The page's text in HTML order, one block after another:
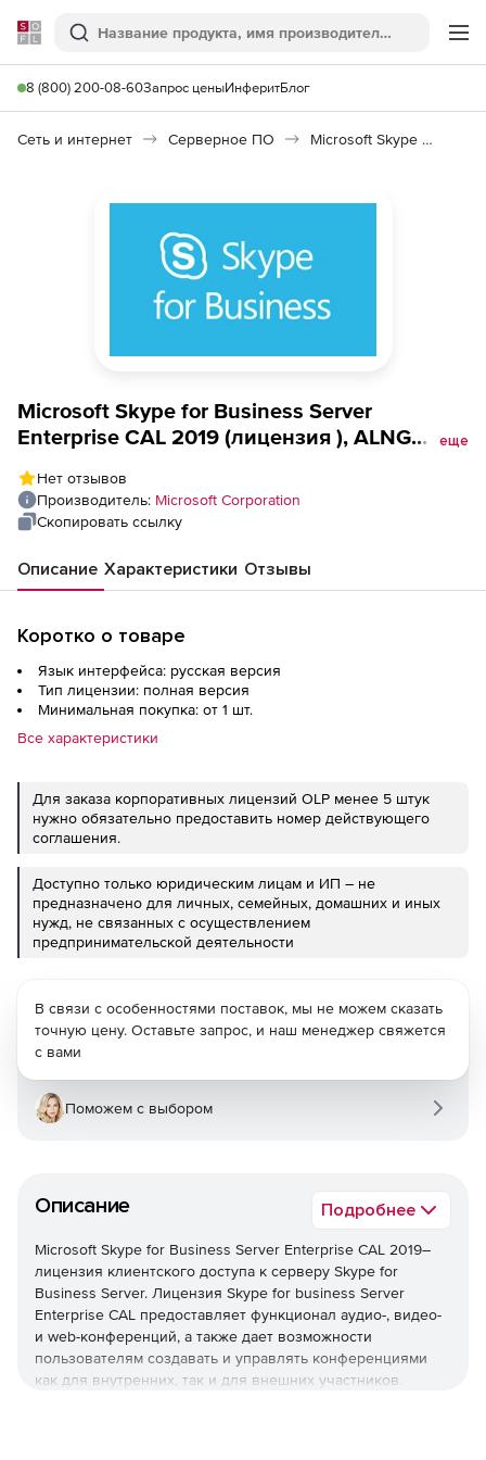
Softline
Поиск
8 (800) 200-08-60Запрос ценыИнферитБлог
Сеть и интернет Серверное ПО Microsoft Skype for Business Server Enterprise CAL 2019
Microsoft Skype for Business Server
Enterprise CAL 2019 (лицензия ), ALNG
еще
Нет отзывов
Производитель: Microsoft Corporation
Скопировать ссылку
Описание Характеристики Отзывы
Коротко о товаре
Язык интерфейса: русская версия
Тип лицензии: полная версия
Минимальная покупка: от 1 шт.
Все характеристики
Для заказа корпоративных лицензий OLP менее 5 штук
нужно обязательно предоставить номер действующего
соглашения.
Доступно только юридическим лицам и ИП – не
предназначено для личных, семейных, домашних и иных
нужд, не связанных с осуществлением
предпринимательской деятельности
Описание Подробнее
Microsoft Skype for Business Server Enterprise CAL 2019–
лицензия клиентского доступа к серверу Skype for
Business Server. Лицензия Skype for business Server
Enterprise CAL предоставляет функционал аудио-, видео-
и web-конференций, а также дает возможности
пользователям создавать и управлять конференциями
как для внутренних, так и для внешних участников.
В связи с особенностями поставок, мы не можем сказать
точную цену. Оставьте запрос, и наш менеджер свяжется
с вами
Поможем с выбором